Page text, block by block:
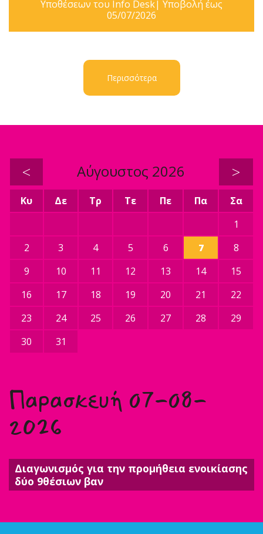
Υποθέσεων του Info Desk| Υποβολή έως
05/07/2026
Περισσότερα
< Αύγουστος 2026 >
Κυ Δε Τρ Τε Πε Πα
Σα
1
2
3 4 5 6 7
8
9
10 11 12 13 14
15
16
17 18 19 20 21
22
23
24 25 26 27 28
29
30
31
Παρασκευή 07-08-
2026
Διαγωνισμός για την προμήθεια ενοικίασης
δύο 9θέσιων βαν